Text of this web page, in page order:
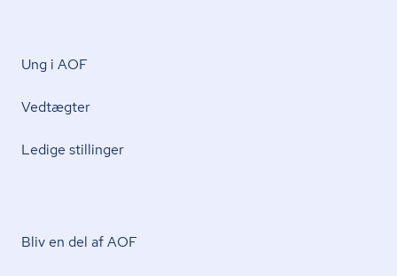
Ung i AOF
Vedtægter
Ledige stillinger
Bliv en del af AOF